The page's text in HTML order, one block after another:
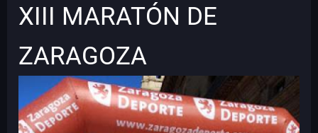
XIII MARATÓN DE
ZARAGOZA